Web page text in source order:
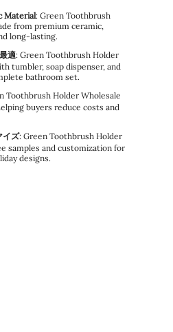
Material: Green Toothbrush
from premium ceramic,
long-lasting.
適: Green Toothbrush Holder
tumbler, soap dispenser, and
bathroom set.
Toothbrush Holder Wholesale
buyers reduce costs and
イズ: Green Toothbrush Holder
samples and customization for
designs.